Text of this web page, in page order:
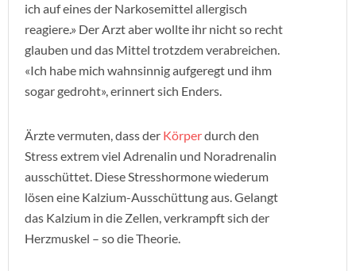
ich auf eines der Narkosemittel allergisch
reagiere.» Der Arzt aber wollte ihr nicht so recht
glauben und das Mittel trotzdem verabreichen.
«Ich habe mich wahnsinnig aufgeregt und ihm
sogar gedroht», erinnert sich Enders.
Ärzte vermuten, dass der Körperdurch den
Stress extrem viel Adrenalin und Noradrenalin
ausschüttet. Diese Stresshormone wiederum
lösen eine Kalzium-Ausschüttung aus. Gelangt
das Kalzium in die Zellen, verkrampft sich der
Herzmuskel – so die Theorie.